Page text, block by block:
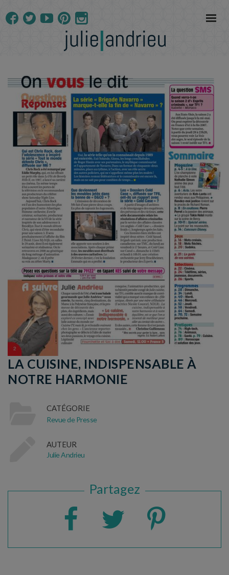
LA CUISINE, INDISPENSABLE À
NOTRE HARMONIE
CATÉGORIE
Revue de Presse
AUTEUR
Julie Andrieu
Partagez